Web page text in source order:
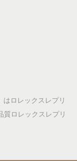
はロレックスレプリ
質ロレックスレプリ